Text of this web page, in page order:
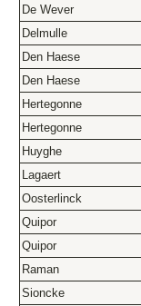
De Wever
Delmulle
Den Haese
Den Haese
Hertegonne
Hertegonne
Huyghe
Lagaert
Oosterlinck
Quipor
Quipor
Raman
Sioncke